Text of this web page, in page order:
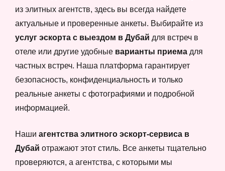
из элитных агентств, здесь вы всегда найдете
актуальные и проверенные анкеты. Выбирайте из
услуг эскорта с выездом в Дубай для встреч в
отеле или другие удобные варианты приема для
частных встреч. Наша платформа гарантирует
безопасность, конфиденциальность и только
реальные анкеты с фотографиями и подробной
информацией.
Наши агентства элитного эскорт-сервиса в
Дубай отражают этот стиль. Все анкеты тщательно
проверяются, а агентства, с которыми мы